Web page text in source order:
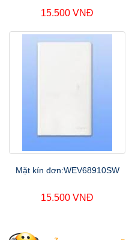
15.500 VNĐ
Mặt kín đơn:WEV68910SW
15.500 VNĐ